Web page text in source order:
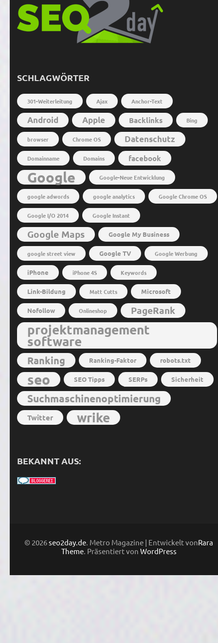
SCHLAGWÖRTER
301-Weiterleitung Ajax Anchor-Text
Android Apple Backlinks Bing
browser Chrome OS Datenschutz
Domainname Domains facebook
Google Google-Neue Entwicklung
google adwords google analytics Google Chrome OS
Google I/O 2014 Google Instant
Google Maps Google My Business
google street view Google TV Google Werbung
iPhone iPhone 4S Keywords
Link-Bildung Matt Cutts Microsoft
Nofollow Onlineshop PageRank
projektmanagement
software
Ranking Ranking-Faktor robots.txt
seo SEO Tipps SERPs Sicherheit
Suchmaschinenoptimierung
Twitter wrike
BEKANNT AUS:
© 2026seo2day.de . Metro Magazine | Entwickelt vonRara
Theme. Präsentiert von WordPress